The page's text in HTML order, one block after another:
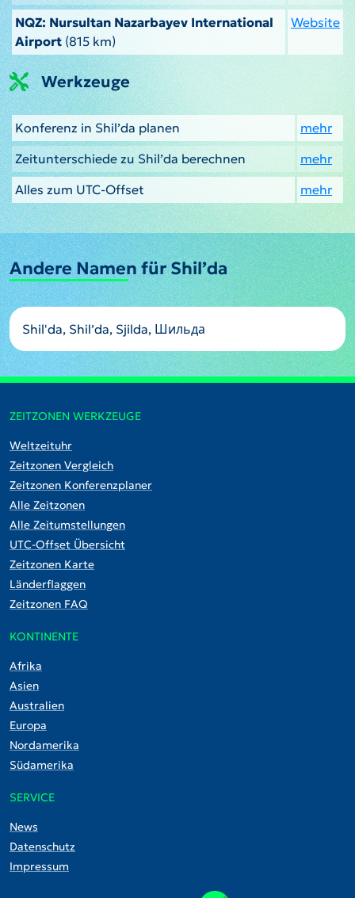
NQZ: Nursultan Nazarbayev International
Airport (815 km)
Website
Werkzeuge
Konferenz in Shil’da planen
mehr
Zeitunterschiede zu Shil’da berechnen
mehr
Alles zum UTC-Offset
mehr
Andere Namen für Shil’da
Shil'da, Shil’da, Sjilda, Шильда
ZEITZONEN WERKZEUGE
Weltzeituhr
Zeitzonen Vergleich
Zeitzonen Konferenzplaner
Alle Zeitzonen
Alle Zeitumstellungen
UTC-Offset Übersicht
Zeitzonen Karte
Länderflaggen
Zeitzonen FAQ
KONTINENTE
Afrika
Asien
Australien
Europa
Nordamerika
Südamerika
SERVICE
News
Datenschutz
Impressum